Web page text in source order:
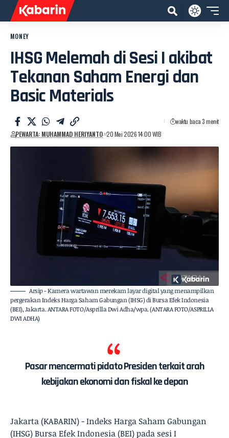
MONEY
IHSG Melemah di Sesi I akibat
Tekanan Saham Energi dan
Basic Materials
PEWARTA: MUHAMMAD HERIYANTO 20 Mei 2026 14:00 WIB
waktu baca 3 menit
Arsip - Kamera wartawan merekam layar digital yang menampilkan
pergerakan Indeks Harga Saham Gabungan (IHSG) di Bursa Efek Indonesia
(BEI), Jakarta. ANTARA FOTO/Asprilla Dwi Adha/wpa. (ANTARA FOTO/ASPRILLA
DWI ADHA)
Pasar mencermati pidato Presiden terkait arah
kebijakan ekonomi dan fiskal ke depan
Jakarta (KABARIN) - Indeks Harga Saham Gabungan
(IHSG) Bursa Efek Indonesia (BEI) pada sesi I